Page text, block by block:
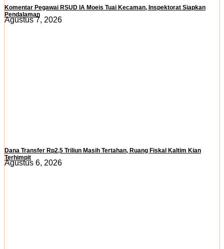
Komentar Pegawai RSUD IA Moeis Tuai Kecaman, Inspektorat Siapkan
Pendalaman
Agustus 7, 2026
Dana Transfer Rp2,5 Triliun Masih Tertahan, Ruang Fiskal Kaltim Kian
Terhimpit
Agustus 6, 2026